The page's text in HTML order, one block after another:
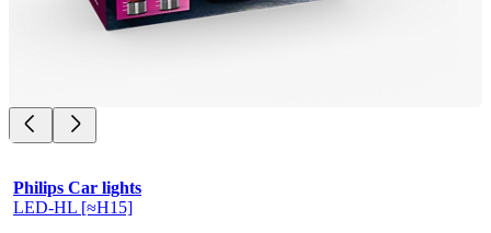
Philips Car lights
LED-HL [≈H15]